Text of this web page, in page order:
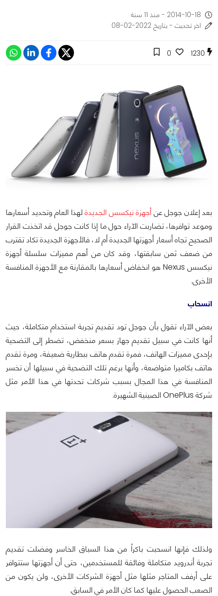
2014-10-18 - منذ 11 سنة
اخر تحديث - بتاريخ 2022-02-08
1230
0
بعد إعلان جوجل عن أجهزة نيكسس الجديدة لهذا العام وتحديد أسعارها
وموعد توافرها، تضاربت الآراء حول ما إذا كانت جوجل قد اتخذت القرار
الصحيح تجاه أسعار أجهزتها الجديدة أم لا، فالأجهزة الجديدة تكاد تقترب
من ضعف ثمن سابقتها، وقد كان من أهم مميزات سلسلة أجهزة
نيكسس Nexus هو انخفاض أسعارها بالمقارنة مع الأجهزة المنافسة
الأخرى.
انسحاب
بعض الآراء تقول بأن جوجل تود تقديم تجربة استخدام متكاملة، حيث
أنها كانت في سبيل تقديم جهاز بسعر منخفض، تضطر إلى التضحية
بإحدى مميزات الهاتف، فمرة تقدم هاتف ببطارية ضعيفة، ومرة تقدم
هاتف بكاميرا متواضعة، وأنها برغم تلك التضحية في سبيلها أن تخسر
المنافسة في هذا المجال بسبب شركات تحدتها في هذا الأمر مثل
شركة OnePlus الصينية الشهيرة.
ولذلك فإنها انسحبت باكراً من هذا السباق الخاسر وفضلت تقديم
تجربة أندرويد متكاملة وفائقة للمستخدمين، حتى أن أجهزتها ستتوافر
على أرفف المتاجر مثلها مثل أجهزة الشركات الأخرى، ولن يكون من
الصعب الحصول عليها كما كان الأمر في السابق.